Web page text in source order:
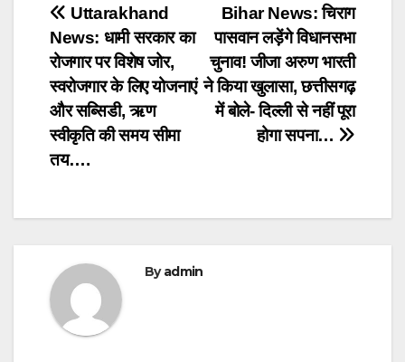
Post
navigation
Bihar News: चिराग
पासवान लड़ेंगे विधानसभा
चुनाव! जीजा अरुण भारती
ने किया खुलासा, छत्तीसगढ़
में बोले- दिल्ली से नहीं पूरा
होगा सपना…
Uttarakhand
News: धामी सरकार का
रोजगार पर विशेष जोर,
स्वरोजगार के लिए योजनाएं
और सब्सिडी, ऋण
स्वीकृति की समय सीमा
तय….
Byadmin